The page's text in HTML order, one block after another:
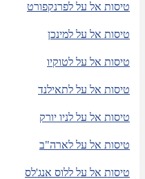
טיסות אל על לפרנקפורט
טיסות אל על למינכן
טיסות אל על לטוקיו
טיסות אל על לתאילנד
טיסות אל על לניו יורק
טיסות אל על לארה"ב
טיסות אל על ללוס אנג'לס